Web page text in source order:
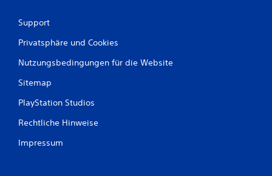
Support
Privatsphäre und Cookies
Nutzungsbedingungen für die Website
Sitemap
PlayStation Studios
Rechtliche Hinweise
Impressum